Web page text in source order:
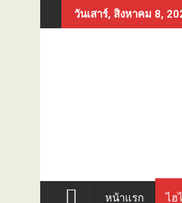
to
วันเสาร์, สิงหาคม 8,
หน้าแรก ไฮ